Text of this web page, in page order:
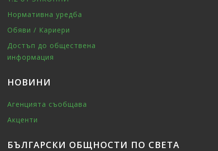
Нормативна уредба
Обяви / Кариери
Достъп до обществена
информация
НОВИНИ
Агенцията съобщава
Акценти
БЪЛГАРСКИ ОБЩНОСТИ ПО СВЕТА